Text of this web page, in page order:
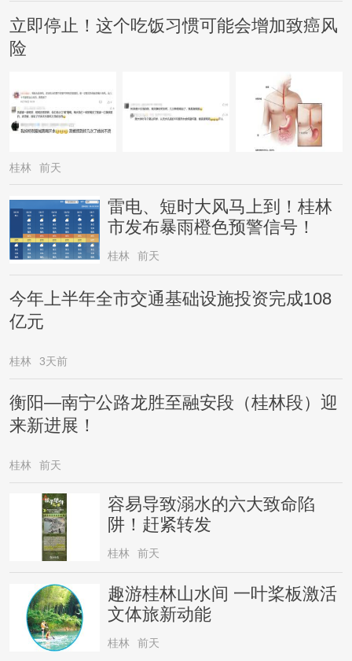
立即停止！这个吃饭习惯可能会增加致癌风
险
桂林 前天
雷电、短时大风马上到！桂林
市发布暴雨橙色预警信号！
桂林 前天
今年上半年全市交通基础设施投资完成108
亿元
桂林 3天前
衡阳—南宁公路龙胜至融安段（桂林段）迎
来新进展！
桂林 前天
容易导致溺水的六大致命陷
阱！赶紧转发
桂林 前天
趣游桂林山水间 一叶桨板激活
文体旅新动能
桂林 前天